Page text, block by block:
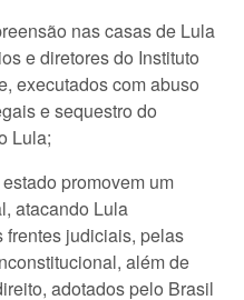
nas casas de Lula
e diretores do Instituto
executados com abuso
e sequestro do
Lula;
promovem um
atacando Lula
frentes judiciais, pelas
além de
adotados pelo Brasil